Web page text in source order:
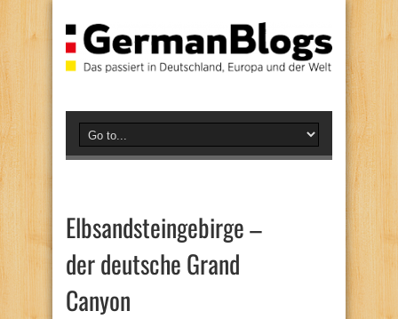
Elbsandsteingebirge –
der deutsche Grand
Canyon